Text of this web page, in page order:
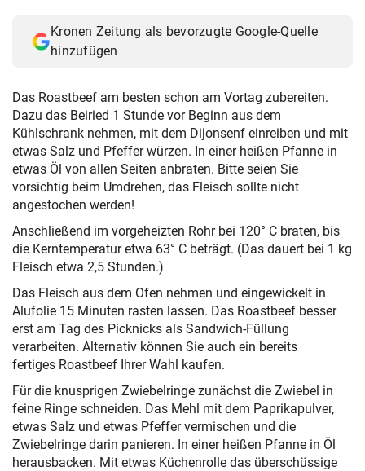
Kronen Zeitung als bevorzugte Google-Quelle
hinzufügen
Das Roastbeef am besten schon am Vortag zubereiten.
Dazu das Beiried 1 Stunde vor Beginn aus dem
Kühlschrank nehmen, mit dem Dijonsenf einreiben und mit
etwas Salz und Pfeffer würzen. In einer heißen Pfanne in
etwas Öl von allen Seiten anbraten. Bitte seien Sie
vorsichtig beim Umdrehen, das Fleisch sollte nicht
angestochen werden!
Anschließend im vorgeheizten Rohr bei 120° C braten, bis
die Kerntemperatur etwa 63° C beträgt. (Das dauert bei 1 kg
Fleisch etwa 2,5 Stunden.)
Das Fleisch aus dem Ofen nehmen und eingewickelt in
Alufolie 15 Minuten rasten lassen. Das Roastbeef besser
erst am Tag des Picknicks als Sandwich-Füllung
verarbeiten. Alternativ können Sie auch ein bereits
fertiges Roastbeef Ihrer Wahl kaufen.
Für die knusprigen Zwiebelringe zunächst die Zwiebel in
feine Ringe schneiden. Das Mehl mit dem Paprikapulver,
etwas Salz und etwas Pfeffer vermischen und die
Zwiebelringe darin panieren. In einer heißen Pfanne in Öl
herausbacken. Mit etwas Küchenrolle das überschüssige